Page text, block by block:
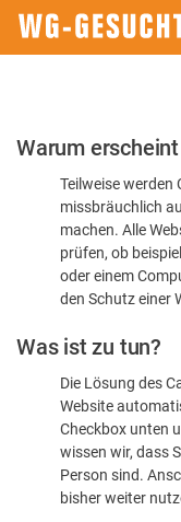
Bitte
dass
sind
Warum
Teilweise werden
missbräuchlich
machen. Alle
prüfen, ob
oder einem
den Schutz einer
Was ist zu tun?
Die Lösung des
Website
Checkbox unten
wissen wir, dass
Person sind.
bisher weiter